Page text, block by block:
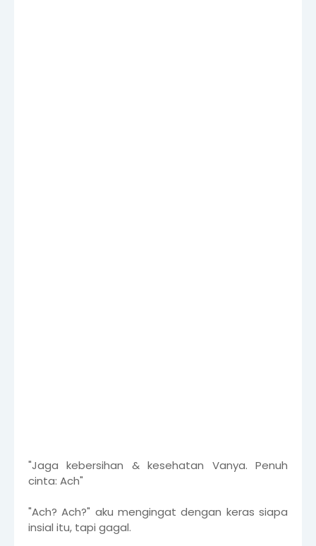
"Jaga kebersihan & kesehatan Vanya. Penuh
cinta: Ach"
"Ach? Ach?" aku mengingat dengan keras siapa
insial itu, tapi gagal.